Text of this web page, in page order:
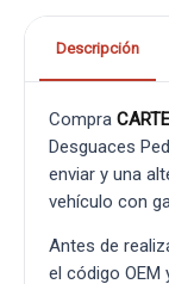
Descripción
Compra
Desguaces
enviar y una
vehículo con
Antes de
el código